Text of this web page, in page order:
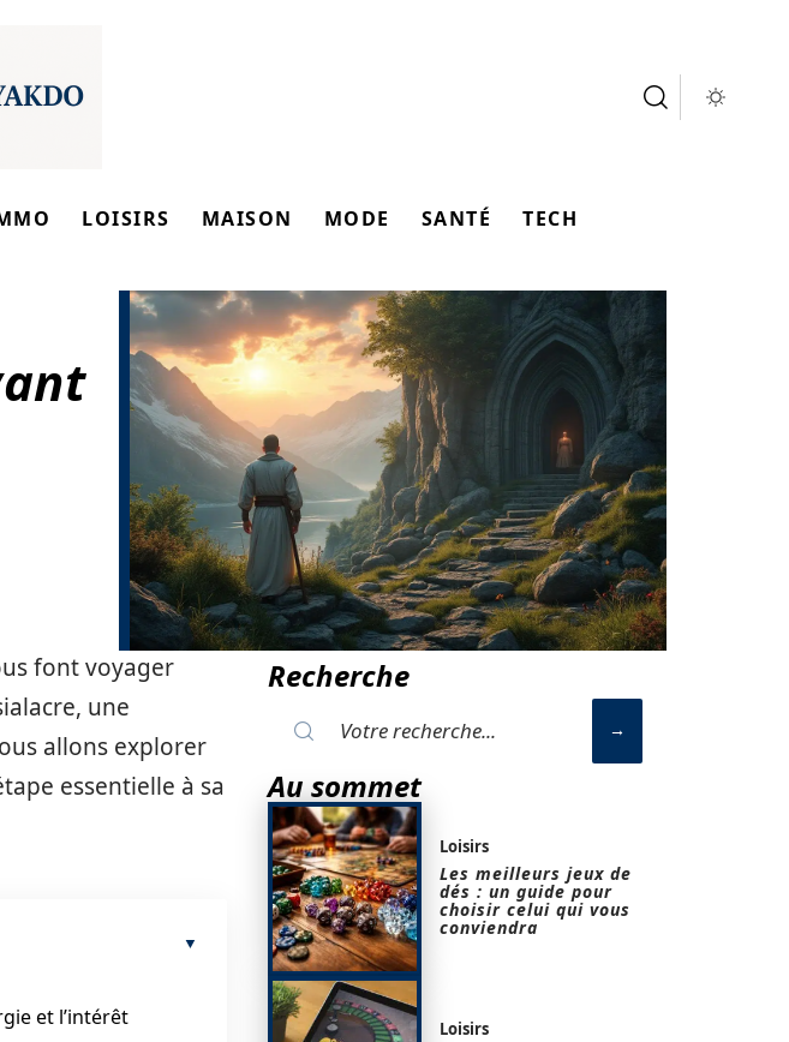
LOISIRS MAISON MODE SANTÉ TECH
font voyager
une
allons explorer
essentielle à sa
et l’intérêt
Recherche
Au sommet
Loisirs
Les meilleurs jeux de
dés : un guide pour
choisir celui qui vous
conviendra
Loisirs